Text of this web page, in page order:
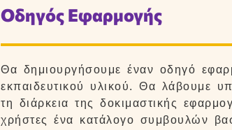
Οδηγός Εφαρμογής
Θα δημιουργήσουμε έναν οδηγό
εκπαιδευτικού υλικού. Θα λάβουμε
τη διάρκεια της δοκιμαστικής
χρήστες ένα κατάλογο συμβουλών